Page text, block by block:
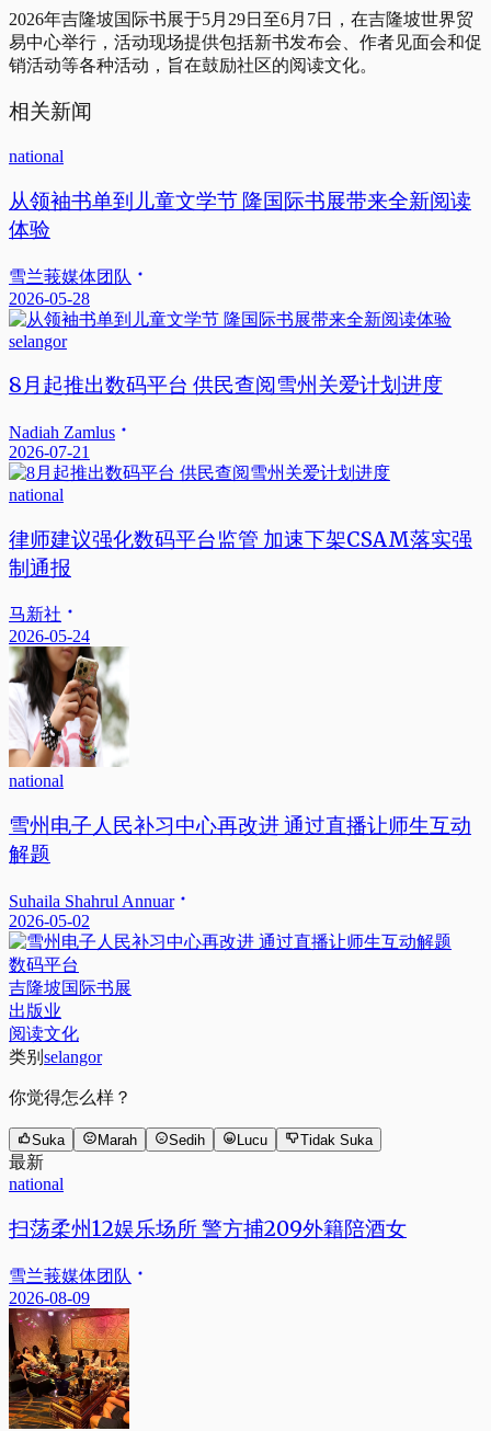
2026年吉隆坡国际书展于5月29日至6月7日，在吉隆坡世界贸
易中心举行，活动现场提供包括新书发布会、作者见面会和促
销活动等各种活动，旨在鼓励社区的阅读文化。
相关新闻
national
从领袖书单到儿童文学节 隆国际书展带来全新阅读
体验
雪兰莪媒体团队
2026-05-28
selangor
8月起推出数码平台 供民查阅雪州关爱计划进度
Nadiah Zamlus
2026-07-21
national
律师建议强化数码平台监管 加速下架CSAM落实强
制通报
马新社
2026-05-24
national
雪州电子人民补习中心再改进 通过直播让师生互动
解题
Suhaila Shahrul Annuar
2026-05-02
数码平台
吉隆坡国际书展
出版业
阅读文化
类别 selangor
你觉得怎么样？
Suka Marah Sedih Lucu Tidak Suka
最新
national
扫荡柔州12娱乐场所 警方捕209外籍陪酒女
雪兰莪媒体团队
2026-08-09